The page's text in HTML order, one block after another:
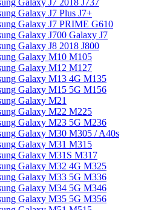
Galaxy J7 2018 J737
Galaxy J7 Plus J7+
Galaxy J7 PRIME G610
Galaxy J700 Galaxy J7
Galaxy J8 2018 J800
Galaxy M10 M105
Galaxy M12 M127
Galaxy M13 4G M135
Galaxy M15 5G M156
Galaxy M21
Galaxy M22 M225
Galaxy M23 5G M236
Galaxy M30 M305 / A40s
Galaxy M31 M315
Galaxy M31S M317
Galaxy M32 4G M325
Galaxy M33 5G M336
Galaxy M34 5G M346
Galaxy M35 5G M356